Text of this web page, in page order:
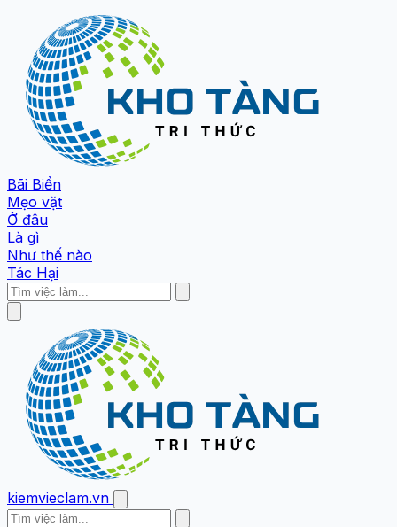
Bãi Biển
Mẹo vặt
Ở đâu
Là gì
Như thế nào
Tác Hại
kiemvieclam.vn